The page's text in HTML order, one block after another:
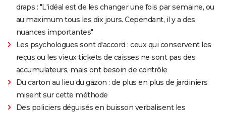
draps : "L'idéal est de les changer une fois par semaine, ou
au maximum tous les dix jours. Cependant, il y a des
nuances importantes"
Les psychologues sont d'accord : ceux qui conservent les
reçus ou les vieux tickets de caisses ne sont pas des
accumulateurs, mais ont besoin de contrôle
Du carton au lieu du gazon : de plus en plus de jardiniers
misent sur cette méthode
Des policiers déguisés en buisson verbalisent les